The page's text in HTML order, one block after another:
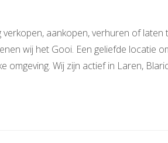
verkopen, aankopen, verhuren of
wij het Gooi. Een geliefde locatie
omgeving. Wij zijn actief in Laren,